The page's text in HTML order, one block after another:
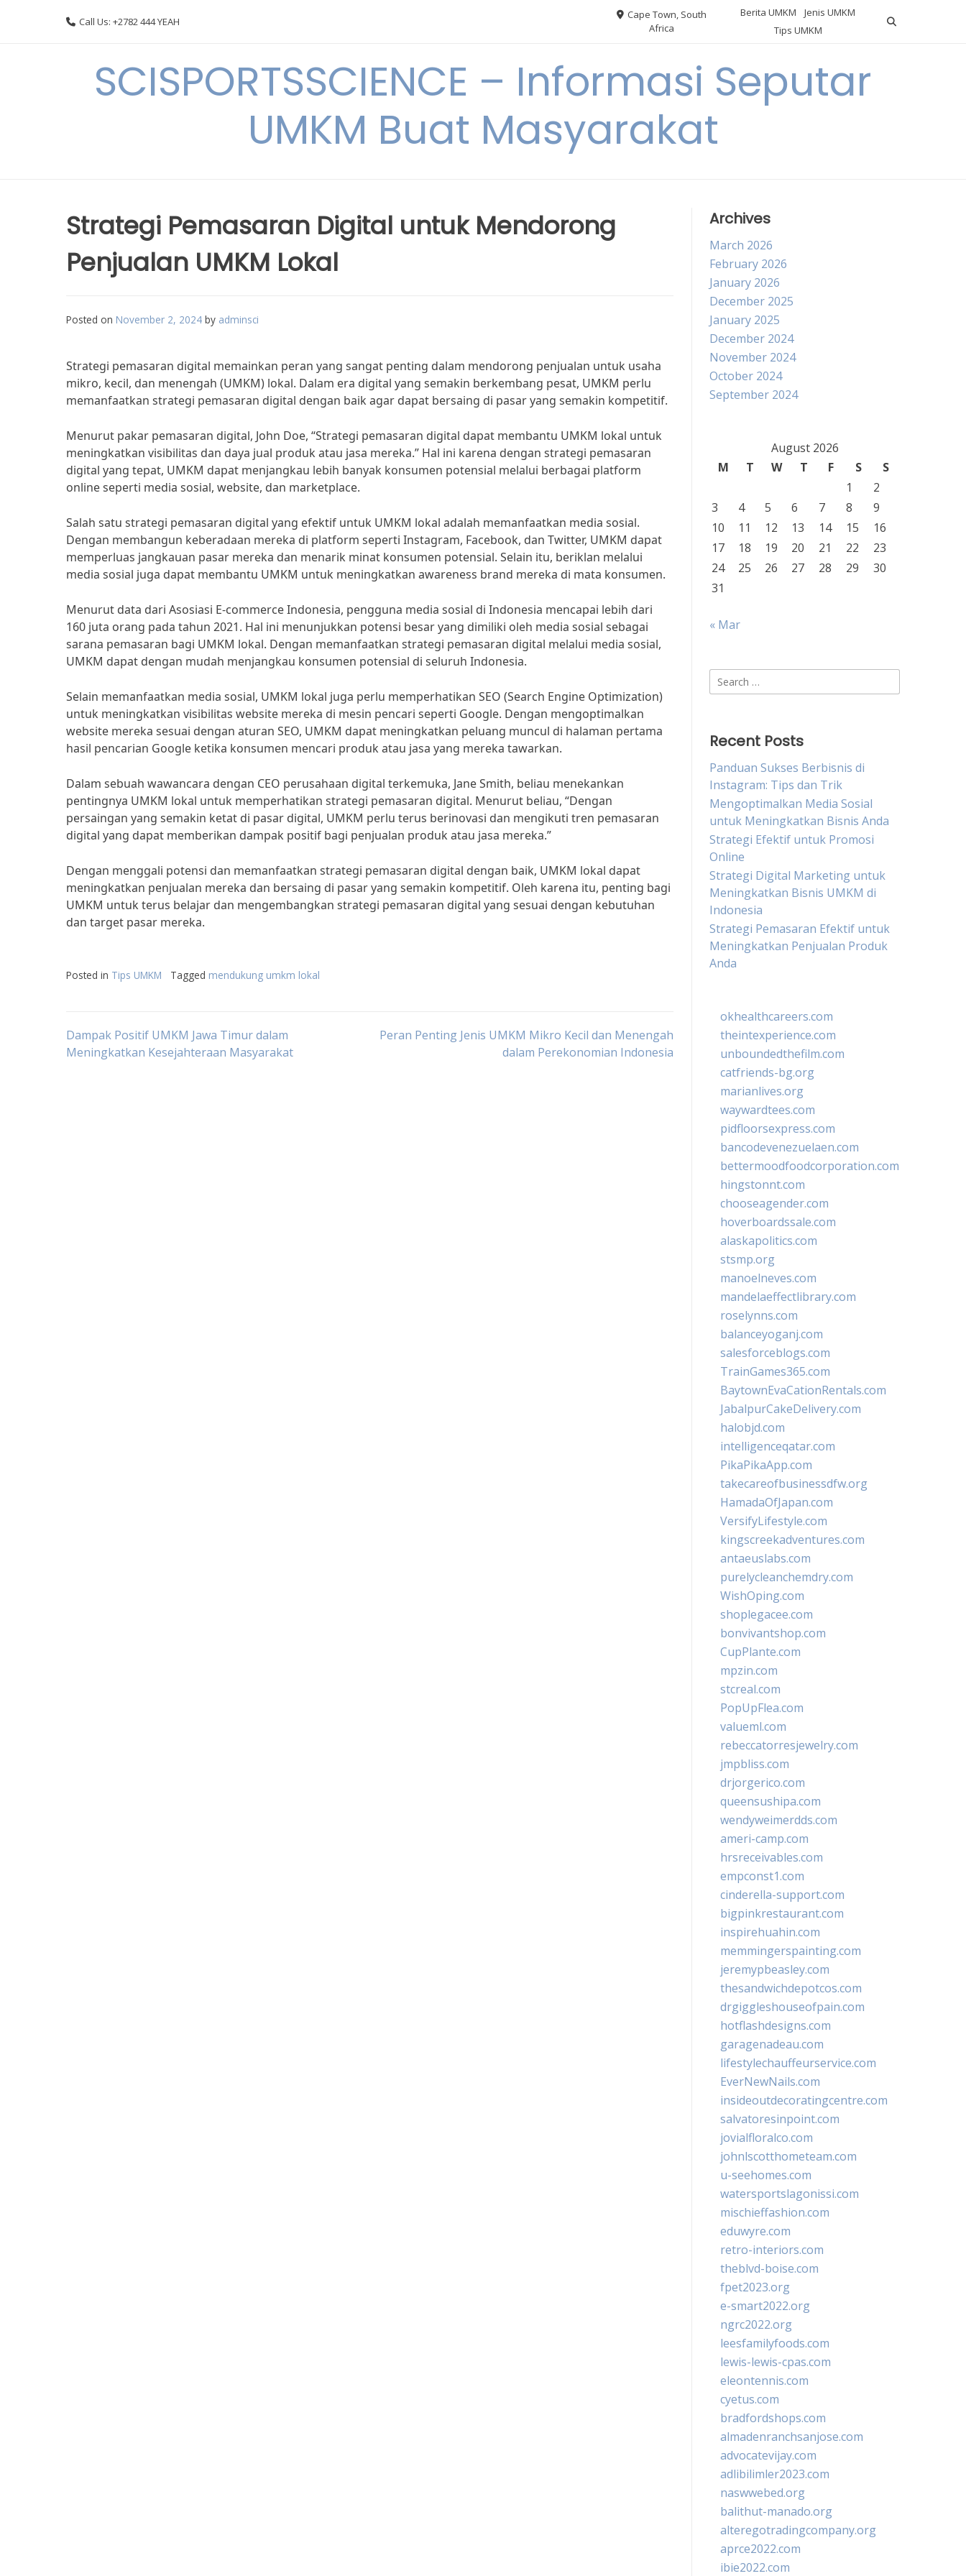
Call Us: +2782 444 YEAH
Cape Town, South
Africa
Berita UMKM
Jenis UMKM
Tips UMKM
SCISPORTSSCIENCE – Informasi Seputar
UMKM Buat Masyarakat
Strategi Pemasaran Digital untuk Mendorong
Penjualan UMKM Lokal
Posted on November 2, 2024 by adminsci
Strategi pemasaran digital memainkan peran yang sangat penting dalam mendorong penjualan untuk usaha
mikro, kecil, dan menengah (UMKM) lokal. Dalam era digital yang semakin berkembang pesat, UMKM perlu
memanfaatkan strategi pemasaran digital dengan baik agar dapat bersaing di pasar yang semakin kompetitif.
Menurut pakar pemasaran digital, John Doe, “Strategi pemasaran digital dapat membantu UMKM lokal untuk
meningkatkan visibilitas dan daya jual produk atau jasa mereka.” Hal ini karena dengan strategi pemasaran
digital yang tepat, UMKM dapat menjangkau lebih banyak konsumen potensial melalui berbagai platform
online seperti media sosial, website, dan marketplace.
Salah satu strategi pemasaran digital yang efektif untuk UMKM lokal adalah memanfaatkan media sosial.
Dengan membangun keberadaan mereka di platform seperti Instagram, Facebook, dan Twitter, UMKM dapat
memperluas jangkauan pasar mereka dan menarik minat konsumen potensial. Selain itu, beriklan melalui
media sosial juga dapat membantu UMKM untuk meningkatkan awareness brand mereka di mata konsumen.
Menurut data dari Asosiasi E-commerce Indonesia, pengguna media sosial di Indonesia mencapai lebih dari
160 juta orang pada tahun 2021. Hal ini menunjukkan potensi besar yang dimiliki oleh media sosial sebagai
sarana pemasaran bagi UMKM lokal. Dengan memanfaatkan strategi pemasaran digital melalui media sosial,
UMKM dapat dengan mudah menjangkau konsumen potensial di seluruh Indonesia.
Selain memanfaatkan media sosial, UMKM lokal juga perlu memperhatikan SEO (Search Engine Optimization)
untuk meningkatkan visibilitas website mereka di mesin pencari seperti Google. Dengan mengoptimalkan
website mereka sesuai dengan aturan SEO, UMKM dapat meningkatkan peluang muncul di halaman pertama
hasil pencarian Google ketika konsumen mencari produk atau jasa yang mereka tawarkan.
Dalam sebuah wawancara dengan CEO perusahaan digital terkemuka, Jane Smith, beliau menekankan
pentingnya UMKM lokal untuk memperhatikan strategi pemasaran digital. Menurut beliau, “Dengan
persaingan yang semakin ketat di pasar digital, UMKM perlu terus berinovasi dan mengikuti tren pemasaran
digital yang dapat memberikan dampak positif bagi penjualan produk atau jasa mereka.”
Dengan menggali potensi dan memanfaatkan strategi pemasaran digital dengan baik, UMKM lokal dapat
meningkatkan penjualan mereka dan bersaing di pasar yang semakin kompetitif. Oleh karena itu, penting bagi
UMKM untuk terus belajar dan mengembangkan strategi pemasaran digital yang sesuai dengan kebutuhan
dan target pasar mereka.
Posted in Tips UMKM Tagged mendukung umkm lokal
Post
Dampak Positif UMKM Jawa Timur dalam
Meningkatkan Kesejahteraan Masyarakat
Peran Penting Jenis UMKM Mikro Kecil dan Menengah
dalam Perekonomian Indonesia
Archives
March 2026
February 2026
January 2026
December 2025
January 2025
December 2024
November 2024
October 2024
September 2024
August 2026
M
T W T F S
S
1
2
3
4 5 6 7 8
9
10
11 12 13 14 15
16
17
18 19 20 21 22
23
24
25 26 27 28 29
30
31
« Mar
Search
for:
Recent Posts
Panduan Sukses Berbisnis di
Instagram: Tips dan Trik
Mengoptimalkan Media Sosial
untuk Meningkatkan Bisnis Anda
Strategi Efektif untuk Promosi
Online
Strategi Digital Marketing untuk
Meningkatkan Bisnis UMKM di
Indonesia
Strategi Pemasaran Efektif untuk
Meningkatkan Penjualan Produk
Anda
okhealthcareers.com
theintexperience.com
unboundedthefilm.com
catfriends-bg.org
marianlives.org
waywardtees.com
pidfloorsexpress.com
bancodevenezuelaen.com
bettermoodfoodcorporation.com
hingstonnt.com
chooseagender.com
hoverboardssale.com
alaskapolitics.com
stsmp.org
manoelneves.com
mandelaeffectlibrary.com
roselynns.com
balanceyoganj.com
salesforceblogs.com
TrainGames365.com
BaytownEvaCationRentals.com
JabalpurCakeDelivery.com
halobjd.com
intelligenceqatar.com
PikaPikaApp.com
takecareofbusinessdfw.org
HamadaOfJapan.com
VersifyLifestyle.com
kingscreekadventures.com
antaeuslabs.com
purelycleanchemdry.com
WishOping.com
shoplegacee.com
bonvivantshop.com
CupPlante.com
mpzin.com
stcreal.com
PopUpFlea.com
valueml.com
rebeccatorresjewelry.com
jmpbliss.com
drjorgerico.com
queensushipa.com
wendyweimerdds.com
ameri-camp.com
hrsreceivables.com
empconst1.com
cinderella-support.com
bigpinkrestaurant.com
inspirehuahin.com
memmingerspainting.com
jeremypbeasley.com
thesandwichdepotcos.com
drgiggleshouseofpain.com
hotflashdesigns.com
garagenadeau.com
lifestylechauffeurservice.com
EverNewNails.com
insideoutdecoratingcentre.com
salvatoresinpoint.com
jovialfloralco.com
johnlscotthometeam.com
u-seehomes.com
watersportslagonissi.com
mischieffashion.com
eduwyre.com
retro-interiors.com
theblvd-boise.com
fpet2023.org
e-smart2022.org
ngrc2022.org
leesfamilyfoods.com
lewis-lewis-cpas.com
eleontennis.com
cyetus.com
bradfordshops.com
almadenranchsanjose.com
advocatevijay.com
adlibilimler2023.com
naswwebed.org
balithut-manado.org
alteregotradingcompany.org
aprce2022.com
ibie2022.com